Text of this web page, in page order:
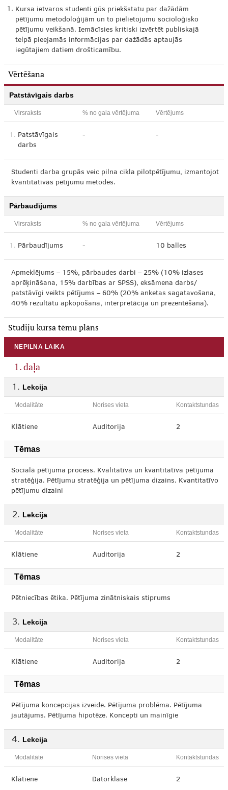
1. Kursa ietvaros studenti gūs priekšstatu par dažādām
pētījumu metodoloģijām un to pielietojumu socioloģisko
pētījumu veikšanā. Iemācīsies kritiski izvērtēt publiskajā
telpā pieejamās informācijas par dažādās aptaujās
iegūtajiem datiem drošticamību.
Vērtēšana
Patstāvīgais darbs
Virsraksts % no gala vērtējuma Vērtējums
1. Patstāvīgais
darbs
- -
Studenti darba grupās veic pilna cikla pilotpētījumu, izmantojot
kvantitatīvās pētījumu metodes.
Pārbaudījums
Virsraksts % no gala vērtējuma Vērtējums
1. Pārbaudījums - 10 balles
Apmeklējums – 15%, pārbaudes darbi – 25% (10% izlases
aprēķināšana, 15% darbības ar SPSS), eksāmena darbs/
patstāvīgi veikts pētījums – 60% (20% anketas sagatavošana,
40% rezultātu apkopošana, interpretācija un prezentēšana).
Studiju kursa tēmu plāns
NEPILNA LAIKA
1. daļa
Lekcija
Modalitāte Norises vieta Kontaktstundas
Klātiene Auditorija 2
Tēmas
Socialā pētījuma process. Kvalitatīva un kvantitatīva pētījuma
stratēģija. Pētījumu stratēģija un pētījuma dizains. Kvantitatīvo
pētījumu dizaini
Lekcija
Modalitāte Norises vieta Kontaktstundas
Klātiene Auditorija 2
Tēmas
Pētniecības ētika. Pētījuma zinātniskais stiprums
Lekcija
Modalitāte Norises vieta Kontaktstundas
Klātiene Auditorija 2
Tēmas
Pētījuma koncepcijas izveide. Pētījuma problēma. Pētījuma
jautājums. Pētījuma hipotēze. Koncepti un mainīgie
Lekcija
Modalitāte Norises vieta Kontaktstundas
Klātiene Datorklase 2